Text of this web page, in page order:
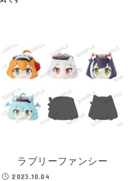
ラブリーファンシー
2023.10.04